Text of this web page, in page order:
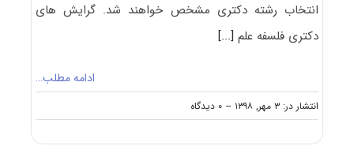
انتخاب رشته دکتری مشخص خواهند شد. گرایش های
دکتری ﻓﻠﺴﻔﻪ ﻋﻠﻢ[...]
ادامه مطلب…
انتشار در: ۳ مهر, ۱۳۹۸ -- ۰ دیدگاه
on
دانشگاه